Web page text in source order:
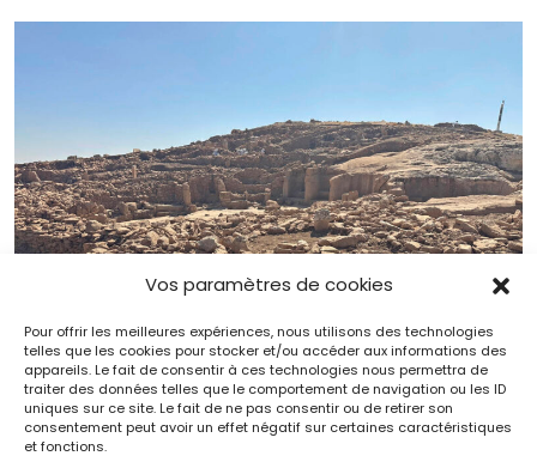
Vos paramètres de cookies
Pour offrir les meilleures expériences, nous utilisons des technologies
telles que les cookies pour stocker et/ou accéder aux informations des
appareils. Le fait de consentir à ces technologies nous permettra de
traiter des données telles que le comportement de navigation ou les ID
uniques sur ce site. Le fait de ne pas consentir ou de retirer son
consentement peut avoir un effet négatif sur certaines caractéristiques
et fonctions.
Grandes questions de l’archéologie : « Le
Néolithique est à la mode ! »